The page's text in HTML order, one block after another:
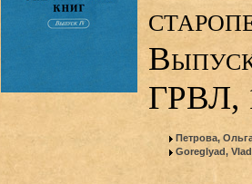
ГРВЛ,
Петрова,
Goreglyad,